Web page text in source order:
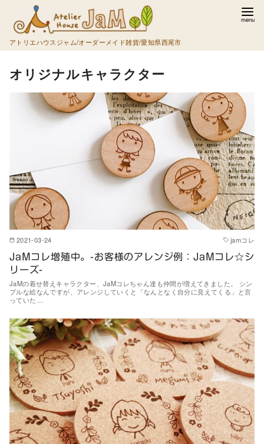
ン
アトリエハウスジャム/オーダーメイド雑貨/愛知県西尾市
オリジナルキャラクター
2021-03-24
jamコレ
JaMコレ増殖中。-お客様のアレンジ例：JaMコレ☆シ
リーズ-
JaMの着せ替えキャラクター、JaMコレちゃん達も仲間が増えてきました。 シン
プルな絵なんですが、アレンジしていくと「なんとなく自分に見えてくる」と言
っていた…